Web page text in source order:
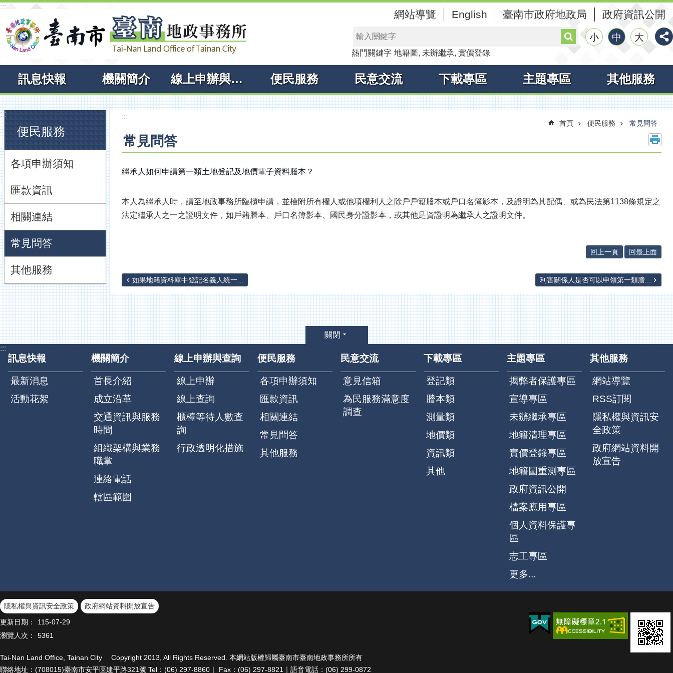
跳到主要內容區塊
:::
網站導覽 English 臺南市政府地政局 政府資訊公開
搜
尋 小 中 大
熱門關鍵字 地籍圖 未辦繼承 實價登錄
訊息快報 機關簡介 線上申辦與查詢 便民服務 民意交流 下載專區 主題專區 其他服務
:::
便民服務
各項申辦須知
匯款資訊
相關連結
常見問答
其他服務
:::
首頁 便民服務 常見問答
常見問答
繼承人如何申請第一類土地登記及地價電子資料謄本？
本人為繼承人時，請至地政事務所臨櫃申請，並檢附所有權人或他項權利人之除戶戶籍謄本或戶口名簿影本，及證明為其配偶、或為民法第1138條規定之
法定繼承人之一之證明文件，如戶籍謄本、戶口名簿影本、國民身分證影本，或其他足資證明為繼承人之證明文件。
回上一頁 回最上面
如果地籍資料庫中登記名義人統一... 利害關係人是否可以申領第一類謄...
關閉
:::
訊息快報
最新消息
活動花絮
機關簡介
首長介紹
成立沿革
交通資訊與服務
時間
組織架構與業務
職掌
連絡電話
轄區範圍
線上申辦與查詢
線上申辦
線上查詢
櫃檯等待人數查
詢
行政透明化措施
便民服務
各項申辦須知
匯款資訊
相關連結
常見問答
其他服務
民意交流
意見信箱
為民服務滿意度
調查
下載專區
登記類
謄本類
測量類
地價類
資訊類
其他
主題專區
揭弊者保護專區
宣導專區
未辦繼承專區
地籍清理專區
實價登錄專區
地籍圖重測專區
政府資訊公開
檔案應用專區
個人資料保護專
區
志工專區
更多...
其他服務
網站導覽
RSS訂閱
隱私權與資訊安
全政策
政府網站資料開
放宣告
隱私權與資訊安全政策
政府網站資料開放宣告
更新日期：
115-07-29
瀏覽人次：
5361
Tai-Nan Land Office, Tainan City Copyright 2013, All Rights Reserved. 本網站版權歸屬臺南市臺南地政事務所所有
聯絡地址：(708015)臺南市安平區建平路321號 Tel：(06) 297-8860｜ Fax：(06) 297-8821｜語音電話：(06) 299-0872